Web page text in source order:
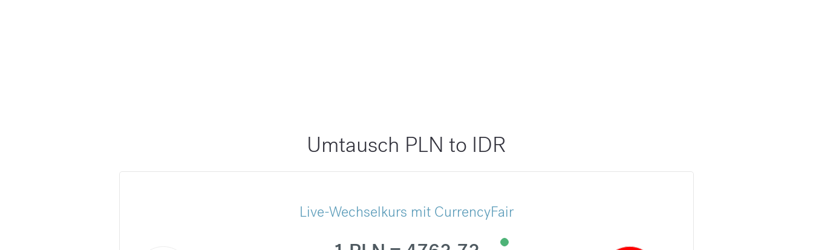
Umtausch PLN to IDR
Live-Wechselkurs mit CurrencyFair